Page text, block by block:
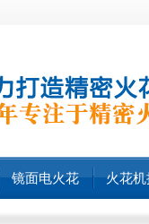
镜面电火花 火花